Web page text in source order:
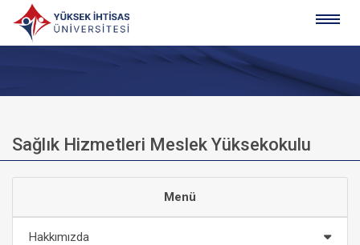
Sağlık Hizmetleri Meslek Yüksekokulu
Menü
Hakkımızda